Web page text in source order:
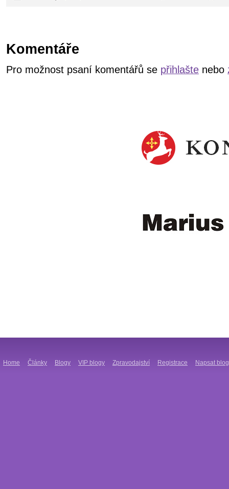
Komentáře
Pro možnost psaní komentářů se přihlašte nebo
Home Články Blogy VIP blogy Zpravodajství Registrace Napsat blog